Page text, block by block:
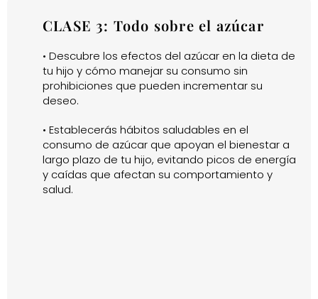
CLASE 3: Todo sobre el azúcar
• Descubre los efectos del azúcar en la dieta de
tu hijo y cómo manejar su consumo sin
prohibiciones que pueden incrementar su
deseo.
• Establecerás hábitos saludables en el
consumo de azúcar que apoyan el bienestar a
largo plazo de tu hijo, evitando picos de energía
y caídas que afectan su comportamiento y
salud.